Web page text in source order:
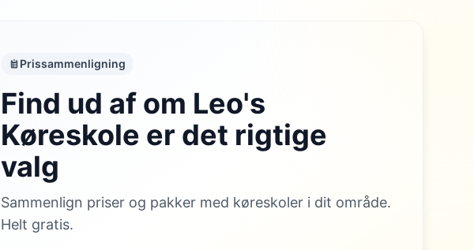
Prissammenligning
Find ud af om Leo's
Køreskole er det rigtige
valg
Sammenlign priser og pakker med køreskoler i dit område.
Helt gratis.